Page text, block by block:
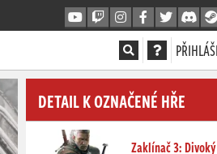
DETAIL K OZNAČENÉ HŘE
Zaklínač 3: